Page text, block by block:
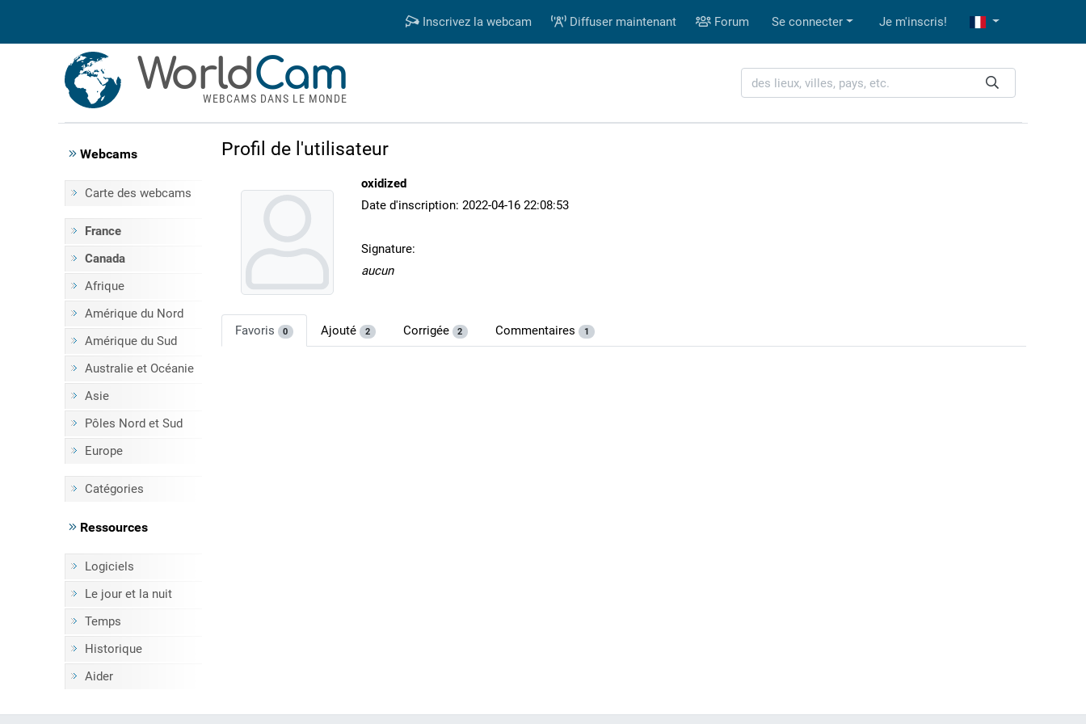
Inscrivez la webcam Diffuser maintenant Forum Se connecter Je m'inscris!
WorldCam
WEBCAMS DANS LE MONDE
Webcams
Carte des webcams
France
Canada
Afrique
Amérique du Nord
Amérique du Sud
Australie et Océanie
Asie
Pôles Nord et Sud
Europe
Catégories
Ressources
Logiciels
Le jour et la nuit
Temps
Historique
Aider
Profil de l'utilisateur
oxidized
Date d'inscription: 2022-04-16 22:08:53
Signature:
aucun
Favoris 0 Ajouté 2 Corrigée 2 Commentaires 1